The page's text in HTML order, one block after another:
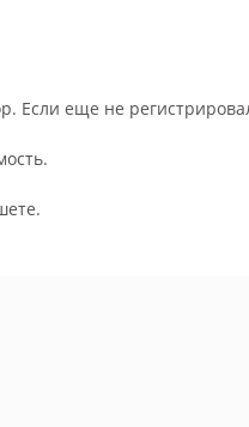
Если еще не